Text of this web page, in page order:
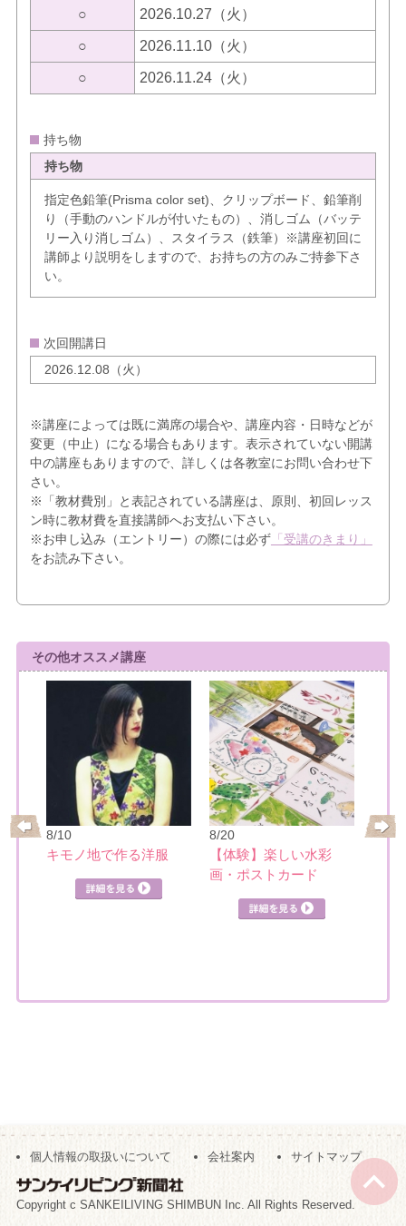
○ 2026.10.27（火）
○ 2026.11.10（火）
○ 2026.11.24（火）
持ち物
持ち物
指定色鉛筆(Prisma color set)、クリップボード、鉛筆削
り（手動のハンドルが付いたもの）、消しゴム（バッテ
リー入り消しゴム）、スタイラス（鉄筆）※講座初回に
講師より説明をしますので、お持ちの方のみご持参下さ
い。
次回開講日
2026.12.08（火）
※講座によっては既に満席の場合や、講座内容・日時などが
変更（中止）になる場合もあります。表示されていない開講
中の講座もありますので、詳しくは各教室にお問い合わせ下
さい。
※「教材費別」と表記されている講座は、原則、初回レッス
ン時に教材費を直接講師へお支払い下さい。
※お申し込み（エントリー）の際には必ず「受講のきまり」
をお読み下さい。
その他オススメ講座
8/10
キモノ地で作る洋服
8/20
【体験】楽しい水彩
画・ポストカード
個人情報の取扱いについて 会社案内 サイトマップ
Copyright c SANKEILIVING SHIMBUN Inc. All Rights Reserved.